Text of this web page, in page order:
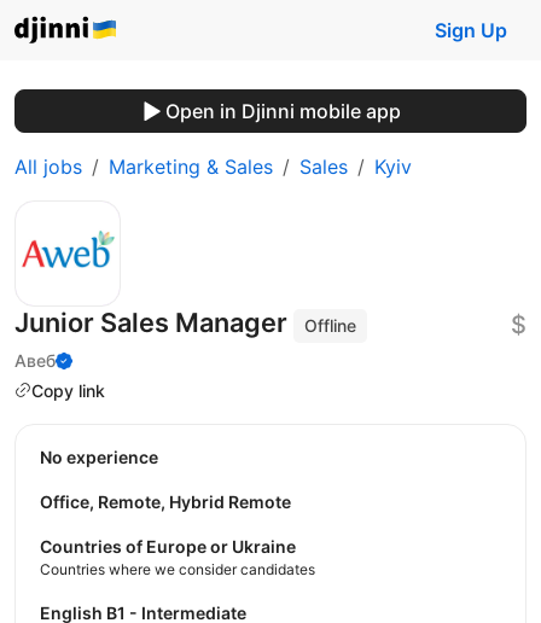
Sign Up
Open in Djinni mobile app
All jobs Marketing & Sales Sales Kyiv
Junior Sales Manager
Offline
Авеб
Copy link
$
No experience
Office, Remote, Hybrid Remote
Countries of Europe or Ukraine
Countries where we consider candidates
English B1 - Intermediate